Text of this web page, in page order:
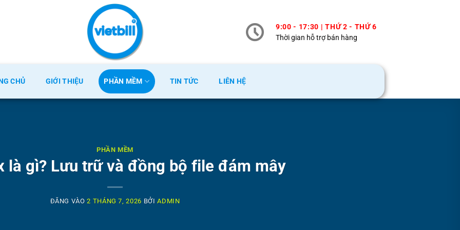
9:00 - 17:30 | THỨ 2 - THỨ 6
Thời gian hỗ trợ bán hàng
CHỦ GIỚI THIỆU PHẦN MỀM TIN TỨC LIÊN HỆ
PHẦN MỀM
là gì? Lưu trữ và đồng bộ file đám mây
ĐĂNG VÀO2 THÁNG 7, 2026 BỞIADMIN